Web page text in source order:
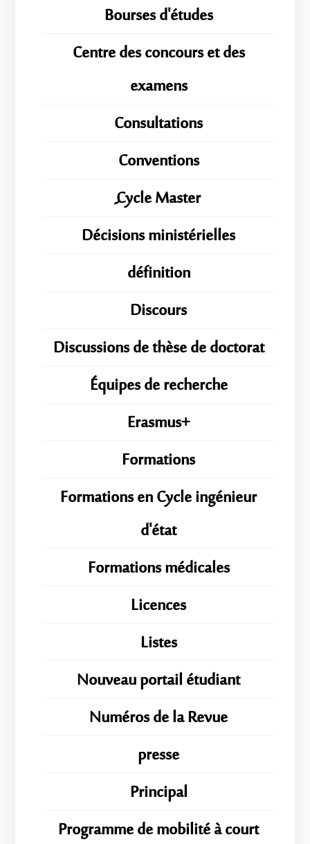
Bourses d'études
Centre des concours et des
examens
Consultations
Conventions
ِِِCycle Master
Décisions ministérielles
définition
Discours
Discussions de thèse de doctorat
Équipes de recherche
Erasmus+
Formations
Formations en Cycle ingénieur
d'état
Formations médicales
Licences
Listes
Nouveau portail étudiant
Numéros de la Revue
presse
Principal
Programme de mobilité à court